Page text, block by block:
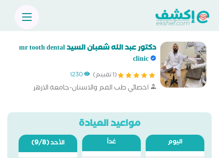
دكتور عبد الله شعبان السيد mr tooth dental
clinic
(1 تقييم) 1230
اخصائي طب الفم والاسنان-جامعة الازهر
مواعيد العيادة
اليوم غداً الأحد(9/8)